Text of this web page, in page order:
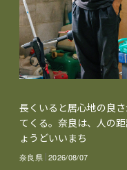
長くいると居心地の良
てくる。奈良は、人の
ょうどいいまち
奈良県 2026/08/07